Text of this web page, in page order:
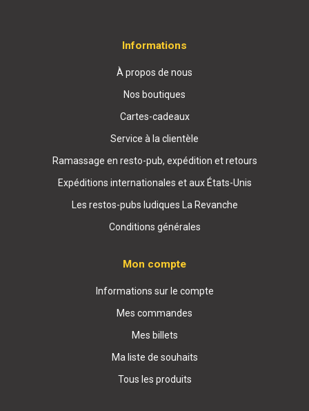
Informations
À propos de nous
Nos boutiques
Cartes-cadeaux
Service à la clientèle
Ramassage en resto-pub, expédition et retours
Expéditions internationales et aux États-Unis
Les restos-pubs ludiques La Revanche
Conditions générales
Mon compte
Informations sur le compte
Mes commandes
Mes billets
Ma liste de souhaits
Tous les produits